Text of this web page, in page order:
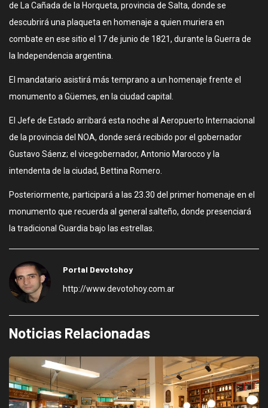
de La Cañada de la Horqueta, provincia de Salta, donde se
descubrirá una plaqueta en homenaje a quien muriera en
combate en ese sitio el 17 de junio de 1821, durante la Guerra de
la Independencia argentina.
El mandatario asistirá más temprano a un homenaje frente el
monumento a Güemes, en la ciudad capital.
El Jefe de Estado arribará esta noche al Aeropuerto Internacional
de la provincia del NOA, donde será recibido por el gobernador
Gustavo Sáenz; el vicegobernador, Antonio Marocco y la
intendenta de la ciudad, Bettina Romero.
Posteriormente, participará a las 23.30 del primer homenaje en el
monumento que recuerda al general salteño, donde presenciará
la tradicional Guardia bajo las estrellas.
Portal Devotohoy
http://www.devotohoy.com.ar
Noticias Relacionadas